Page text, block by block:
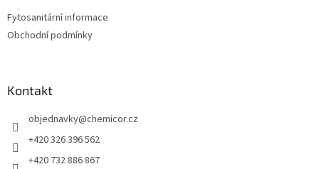
Fytosanitární informace
Obchodní podmínky
Kontakt
objednavky@chemicor.cz
+420 326 396 562
+420 732 886 867